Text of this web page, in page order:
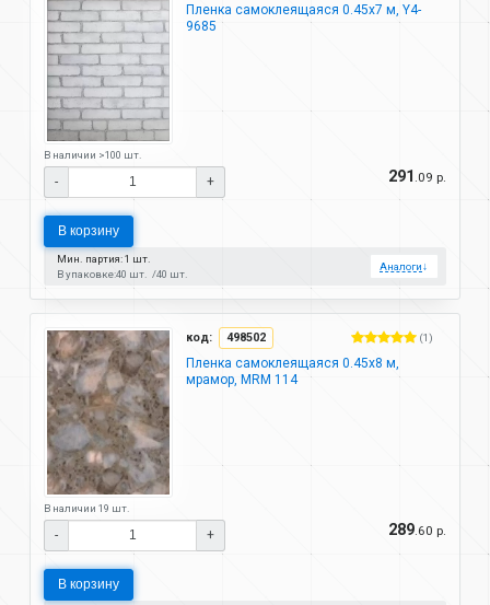
Пленка самоклеящаяся 0.45х7 м, Y4-
9685
В наличии >100 шт.
- + 291 .09 р.
В корзину
Мин. партия: 1 шт.
В упаковке:40 шт. 40 шт.
Аналоги↓
код: 498502 (1)
Пленка самоклеящаяся 0.45х8 м,
мрамор, MRM 114
В наличии 19 шт.
- + 289.60 р.
В корзину